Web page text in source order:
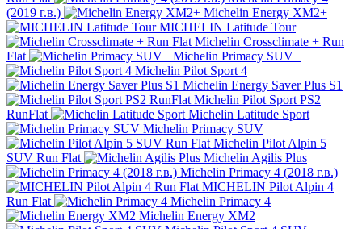
(2019 г.в.)
Michelin Energy XM2+
MICHELIN Latitude Tour
Michelin Crossclimate + Run
Flat
Michelin Primacy SUV+
Michelin Pilot Sport 4
Michelin Energy Saver Plus S1
Michelin Pilot Sport PS2
RunFlat
Michelin Latitude Sport
Michelin Primacy SUV
Michelin Pilot Alpin 5
SUV Run Flat
Michelin Agilis Plus
Michelin Primacy 4 (2018 г.в.)
MICHELIN Pilot Alpin 4
Run Flat
Michelin Primacy 4
Michelin Energy XM2